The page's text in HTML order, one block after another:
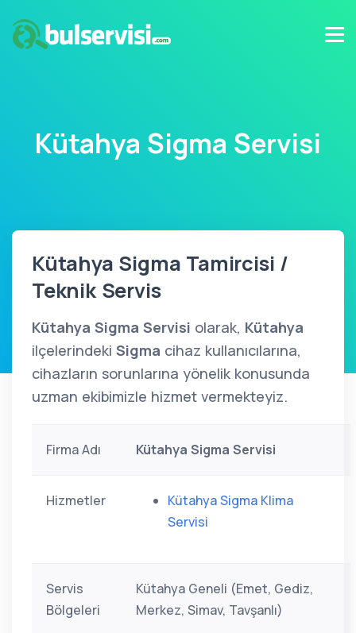
Kütahya Sigma Servisi
Kütahya Sigma Tamircisi /
Teknik Servis
Kütahya Sigma Servisi olarak, Kütahya
ilçelerindeki Sigma cihaz kullanıcılarına,
cihazların sorunlarına yönelik konusunda
uzman ekibimizle hizmet vermekteyiz.
Firma Adı Kütahya Sigma Servisi
Hizmetler
Kütahya Sigma Klima
Servisi
Servis
Bölgeleri
Kütahya Geneli (Emet, Gediz,
Merkez, Simav, Tavşanlı)